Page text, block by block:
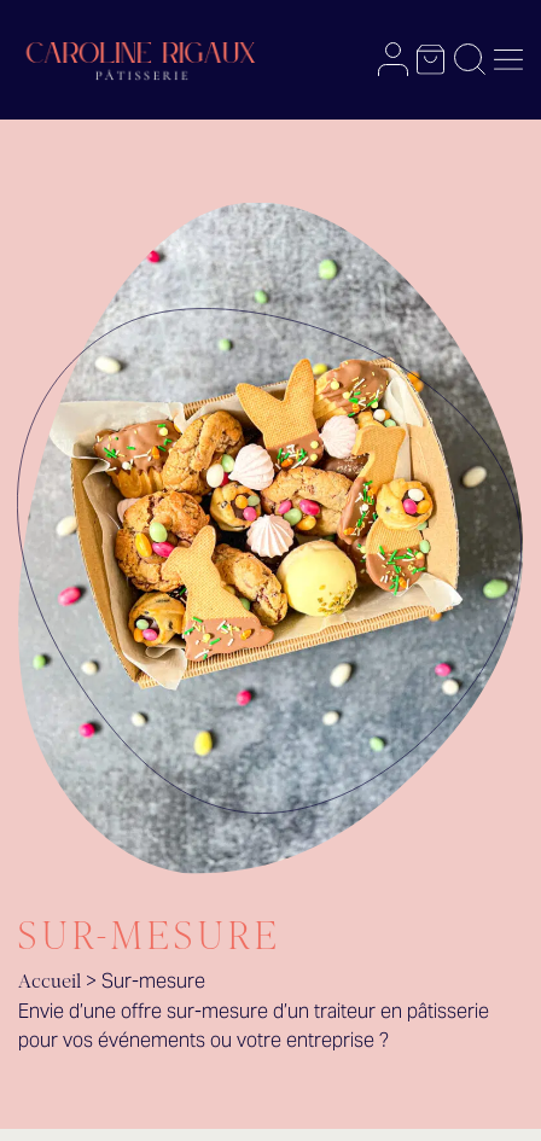
SUR-MESURE
Accueil > Sur-mesure
Envie d’une offre sur-mesure d’un traiteur en pâtisserie
pour vos événements ou votre entreprise ?